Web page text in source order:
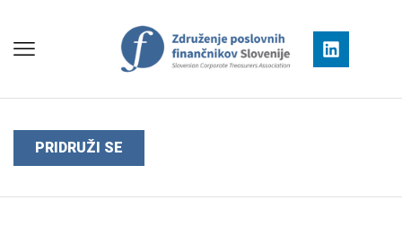
PRIDRUŽI SE